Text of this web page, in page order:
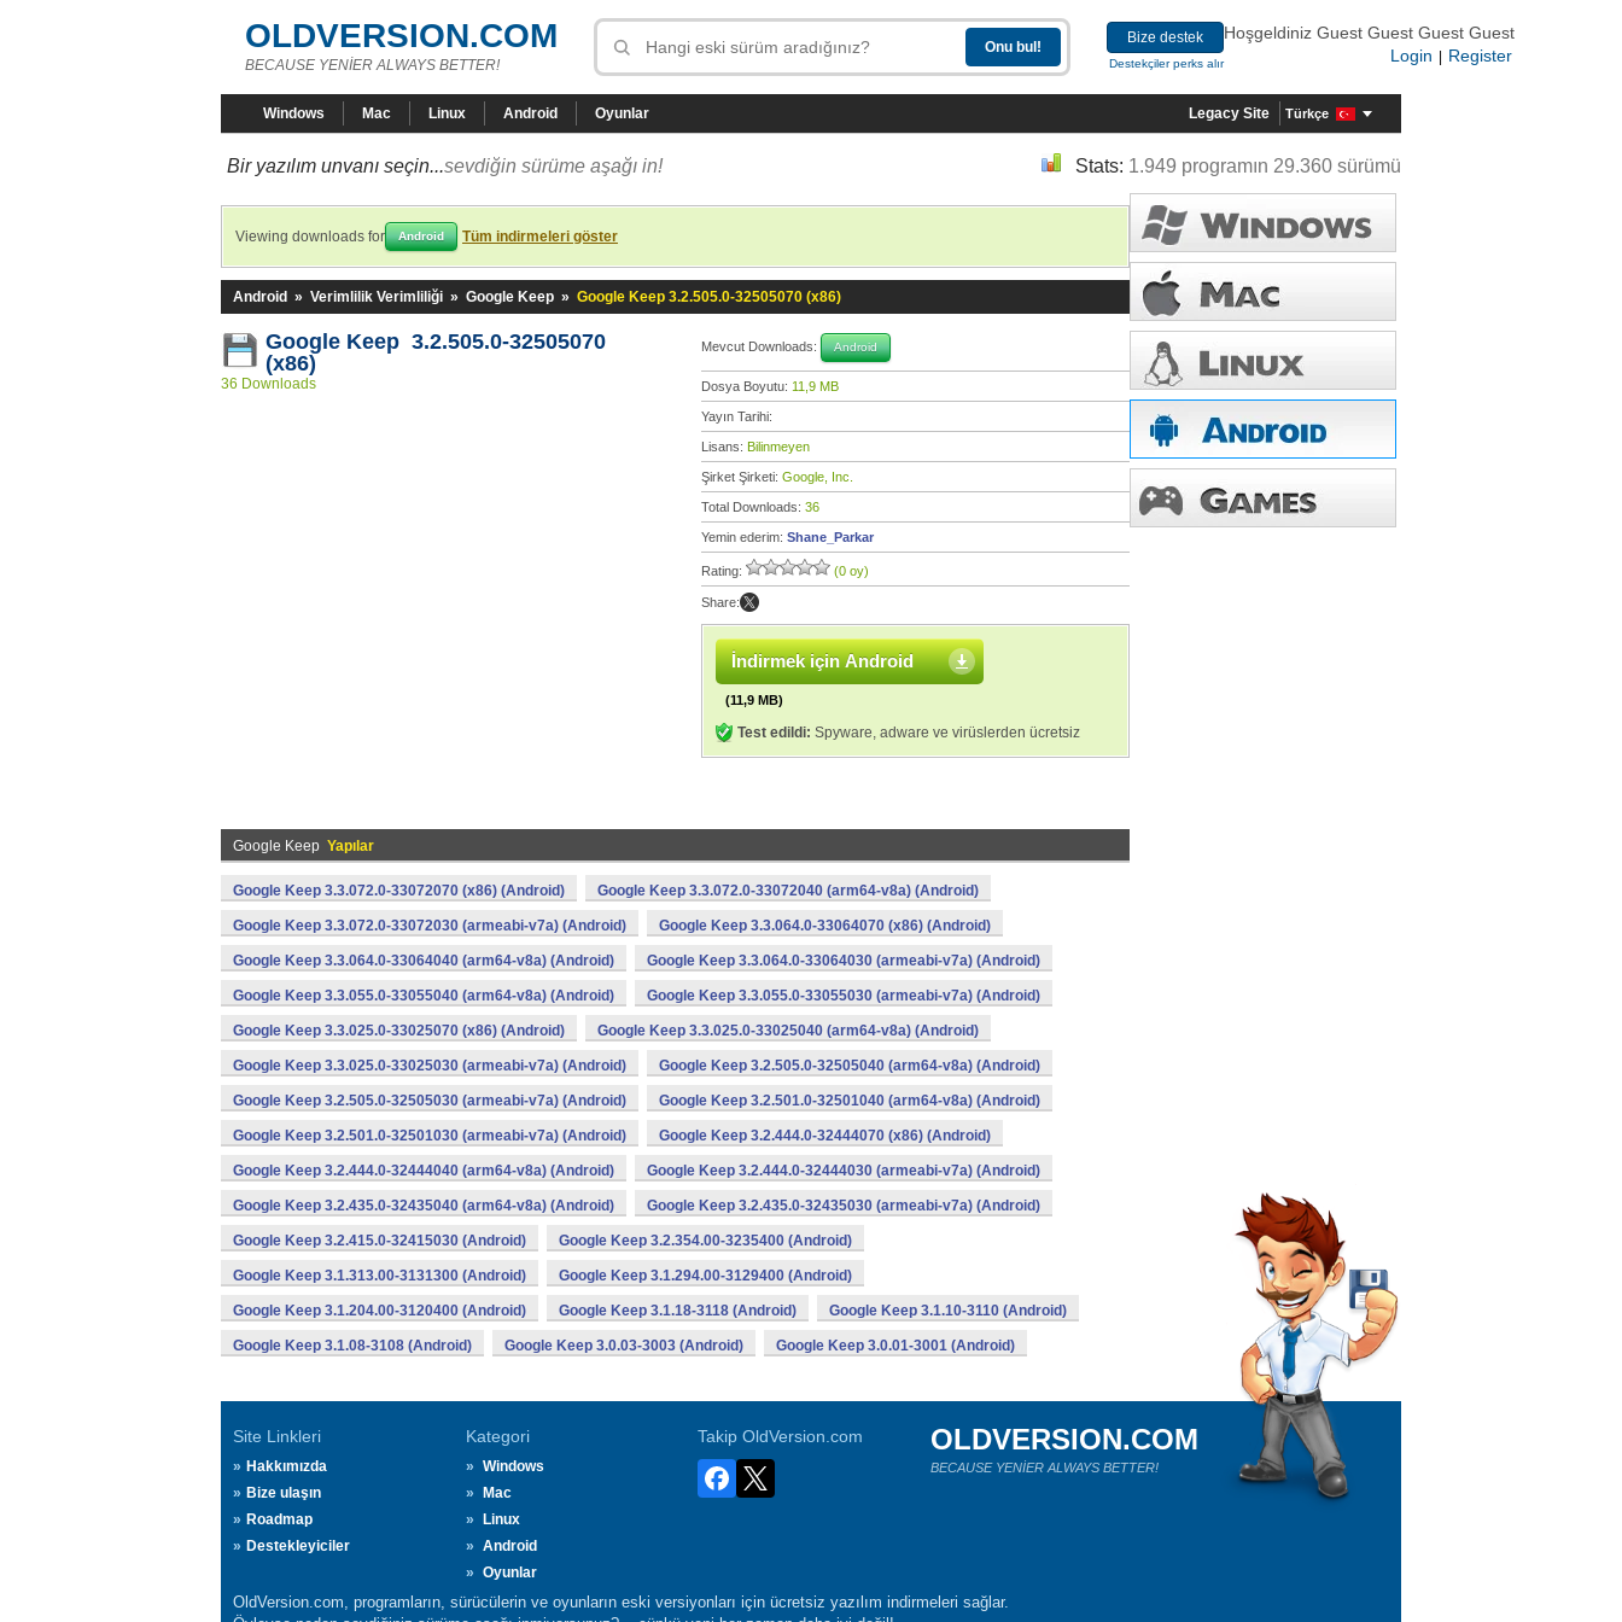
OLDVERSION.COM
BECAUSE YENİER ALWAYS BETTER!
Bize destek
Destekçiler perks alır
Hoşgeldiniz Guest Guest Guest Guest
Login
Register
Windows Mac Linux Android Oyunlar Legacy Site Türkçe
Bir yazılım unvanı seçin...sevdiğin sürüme aşağı in! Stats: 1.949 programın 29.360 sürümü
Viewing downloads for Android Tüm indirmeleri göster
Android » Verimlilik Verimliliği » Google Keep » Google Keep 3.2.505.0-32505070 (x86)
Google Keep 3.2.505.0-32505070
(x86)
36 Downloads
Mevcut Downloads: Android
Dosya Boyutu: 11,9 MB
Yayın Tarihi:
Lisans: Bilinmeyen
Şirket Şirketi: Google, Inc.
Total Downloads: 36
Yemin ederim: Shane_Parkar
Rating: (0 oy)
Share:
İndirmek için Android
(11,9 MB)
Test edildi: Spyware, adware ve virüslerden ücretsiz
Google Keep Yapılar
Google Keep 3.3.072.0-33072070 (x86) (Android) Google Keep 3.3.072.0-33072040 (arm64-v8a) (Android)
Google Keep 3.3.072.0-33072030 (armeabi-v7a) (Android) Google Keep 3.3.064.0-33064070 (x86) (Android)
Google Keep 3.3.064.0-33064040 (arm64-v8a) (Android) Google Keep 3.3.064.0-33064030 (armeabi-v7a) (Android)
Google Keep 3.3.055.0-33055040 (arm64-v8a) (Android) Google Keep 3.3.055.0-33055030 (armeabi-v7a) (Android)
Google Keep 3.3.025.0-33025070 (x86) (Android) Google Keep 3.3.025.0-33025040 (arm64-v8a) (Android)
Google Keep 3.3.025.0-33025030 (armeabi-v7a) (Android) Google Keep 3.2.505.0-32505040 (arm64-v8a) (Android)
Google Keep 3.2.505.0-32505030 (armeabi-v7a) (Android) Google Keep 3.2.501.0-32501040 (arm64-v8a) (Android)
Google Keep 3.2.501.0-32501030 (armeabi-v7a) (Android) Google Keep 3.2.444.0-32444070 (x86) (Android)
Google Keep 3.2.444.0-32444040 (arm64-v8a) (Android) Google Keep 3.2.444.0-32444030 (armeabi-v7a) (Android)
Google Keep 3.2.435.0-32435040 (arm64-v8a) (Android) Google Keep 3.2.435.0-32435030 (armeabi-v7a) (Android)
Google Keep 3.2.415.0-32415030 (Android) Google Keep 3.2.354.00-3235400 (Android)
Google Keep 3.1.313.00-3131300 (Android) Google Keep 3.1.294.00-3129400 (Android)
Google Keep 3.1.204.00-3120400 (Android) Google Keep 3.1.18-3118 (Android) Google Keep 3.1.10-3110 (Android)
Google Keep 3.1.08-3108 (Android) Google Keep 3.0.03-3003 (Android) Google Keep 3.0.01-3001 (Android)
Site Linkleri
Hakkımızda
Bize ulaşın
Roadmap
Destekleyiciler
Kategori
Windows
Mac
Linux
Android
Oyunlar
Takip OldVersion.com OLDVERSION.COM
BECAUSE YENİER ALWAYS BETTER!
OldVersion.com, programların, sürücülerin ve oyunların eski versiyonları için ücretsiz yazılım indirmeleri sağlar.